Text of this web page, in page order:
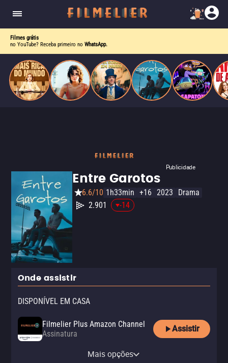
Filmes grátis
no YouTube? Receba primeiro no WhatsApp.
Publicidade
Entre Garotos
6.6/10 1h33min +16 2023
Drama
2.901
-14
Onde assistir
DISPONÍVEL EM CASA
Filmelier Plus Amazon Channel
Assinatura
Assistir
R$ 29,90
R$ 29,90
Mais opções
do
Mundo